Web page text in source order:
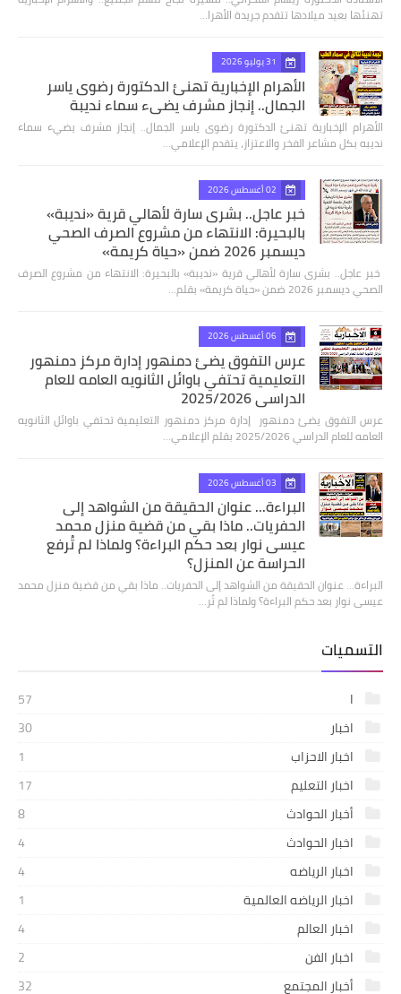
تهنئها بعيد ميلادها تتقدم جريدة الأهرا…
31 يوليو 2026
الأهرام الإخبارية تهنئ الدكتورة رضوى ياسر
الجمال.. إنجاز مشرف يضيء سماء نديبة
الأهرام الإخبارية تهنئ الدكتورة رضوى ياسر الجمال.. إنجاز مشرف يضيء سماء
نديبه بكل مشاعر الفخر والاعتزاز، يتقدم الإعلامي…
02 أغسطس 2026
خبر عاجل.. بشرى سارة لأهالي قرية «نديبة»
بالبحيرة: الانتهاء من مشروع الصرف الصحي
ديسمبر 2026 ضمن «حياة كريمة»
​ خبر عاجل.. بشرى سارة لأهالي قرية «نديبة» بالبحيرة: الانتهاء من مشروع الصرف
الصحي ديسمبر 2026 ضمن «حياة كريمة» بقلم…
06 أغسطس 2026
عرس التفوق يضئ دمنهور إدارة مركز دمنهور
التعليمية تحتفي باوائل الثانويه العامه للعام
الدراسي 2025/2026
عرس التفوق يضئ دمنهور إدارة مركز دمنهور التعليمية تحتفي باوائل الثانويه
العامه للعام الدراسي 2025/2026 بقلم الإعلامي…
03 أغسطس 2026
البراءة... عنوان الحقيقة من الشواهد إلى
الحفريات.. ماذا بقي من قضية منزل محمد
عيسى نوار بعد حكم البراءة؟ ولماذا لم تُرفع
الحراسة عن المنزل؟
البراءة... عنوان الحقيقة من الشواهد إلى الحفريات.. ماذا بقي من قضية منزل محمد
عيسى نوار بعد حكم البراءة؟ ولماذا لم تُر…
التسميات
ا
57
اخبار
30
اخبار الاحزاب
1
اخبار التعليم
17
أخبار الحوادث
8
اخبار الحوادث
4
اخبار الرياضه
4
اخبار الرياضه العالمية
1
اخبار العالم
4
اخبار الفن
2
أخبار المجتمع
32